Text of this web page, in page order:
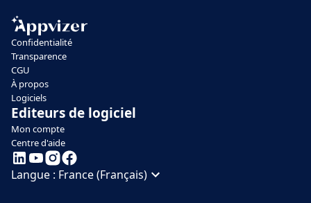
Confidentialité
Transparence
CGU
À propos
Logiciels
Editeurs de logiciel
Mon compte
Centre d'aide
Langue : France (Français)